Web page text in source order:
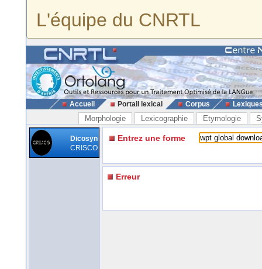
L'équipe du CNRTL
Accueil Portail lexical Corpus
Morphologie Lexicographie Etymologie
Dicosyn
CRISCO
Entrez une forme
Erreur